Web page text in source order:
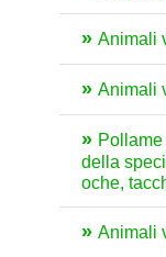
Animali
Animali
della
oche,
Animali